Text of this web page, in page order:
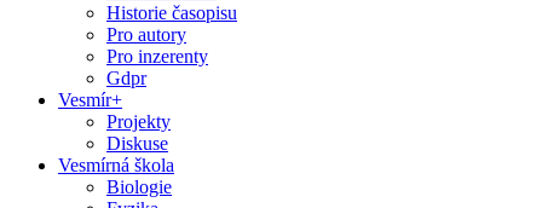
Historie časopisu
Pro autory
Pro inzerenty
Gdpr
Vesmír+
Projekty
Diskuse
Vesmírná škola
Biologie